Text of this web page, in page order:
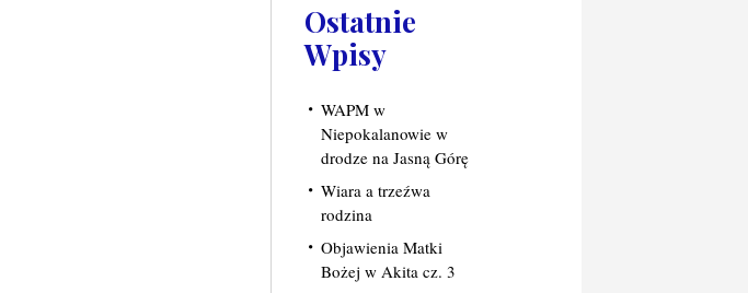
Ostatnie
Wpisy
WAPM w
Niepokalanowie w
drodze na Jasną Górę
Wiara a trzeźwa
rodzina
Objawienia Matki
Bożej w Akita cz. 3